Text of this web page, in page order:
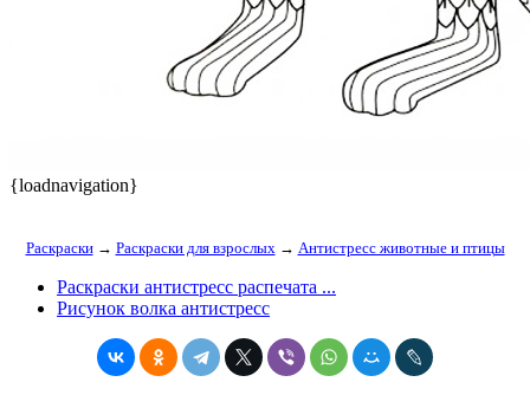
{loadnavigation}
Раскраски→ Раскраски для взрослых→ Антистресс животные и птицы
Раскраски антистресс распечата ...
Рисунок волка антистресс